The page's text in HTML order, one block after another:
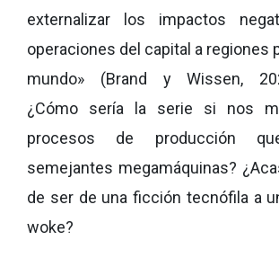
externalizar los impactos
operaciones del capital a regiones
mundo» (Brand y Wissen,
¿Cómo sería la serie si nos
procesos de producción
semejantes megamáquinas?
de ser de una ficción tecnófila a
woke?